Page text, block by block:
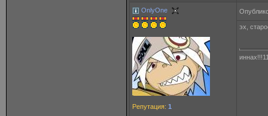
OnlyOne
Репутация: 1
эх,